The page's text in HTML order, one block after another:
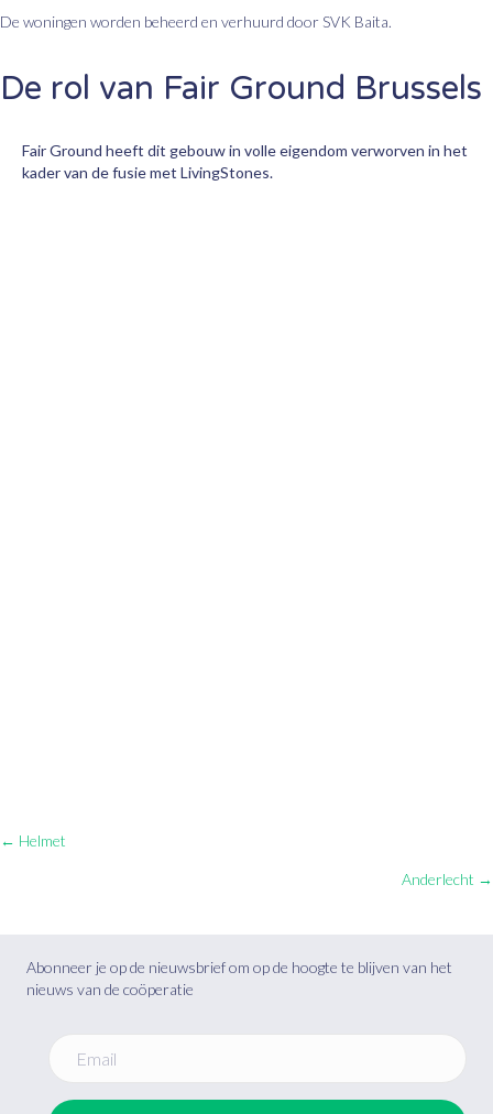
De woningen worden beheerd en verhuurd door SVK Baita.
De rol van Fair Ground Brussels
Fair Ground heeft dit gebouw in volle eigendom verworven in het
kader van de fusie met LivingStones.
Posts
← Helmet
Anderlecht →
Abonneer je op de nieuwsbrief om op de hoogte te blijven van het
nieuws van de coöperatie